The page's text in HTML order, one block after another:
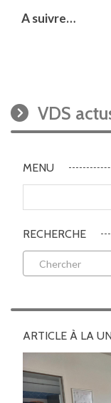
A suivre…
VDS
MENU
RECHERCHE
ARTICLE À LA